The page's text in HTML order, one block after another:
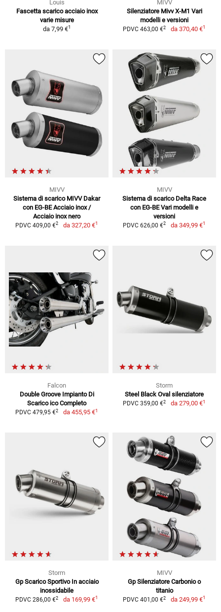
Louis
Fascetta scarico acciaio inox
varie misure
da 7,99 €1
MIVV
Silenziatore Mivv X-M1 Vari
modelli e versioni
PDVC 463,00 €2 da 370,40 €1
MIVV
Sistema di scarico MIVV Dakar
con EG-BE Acciaio inox /
Acciaio inox nero
PDVC 409,00 €2 da 327,20 €1
MIVV
Sistema di scarico Delta Race
con EG-BE Vari modelli e
versioni
PDVC 626,00 €2 da 349,99 €1
Falcon
Double Groove Impianto Di
Scarico ico Completo
PDVC 479,95 €2 da 455,95 €1
Storm
Steel Black Oval silenziatore
PDVC 359,00 €2 da 279,00 €1
Storm
Gp Scarico Sportivo In acciaio
inossidabile
PDVC 286,00 €2 da 169,99 €1
MIVV
Gp Silenziatore Carbonio o
titanio
PDVC 401,00 €2 da 249,99 €1